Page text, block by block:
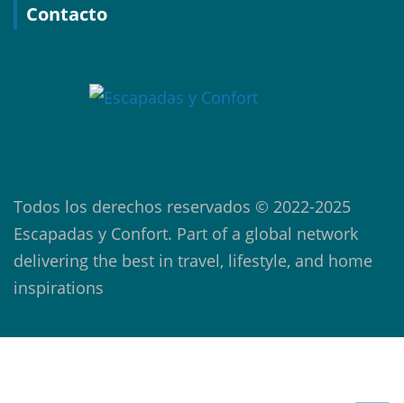
Contacto
Todos los derechos reservados © 2022-2025
Escapadas y Confort. Part of a global network
delivering the best in travel, lifestyle, and home
inspirations